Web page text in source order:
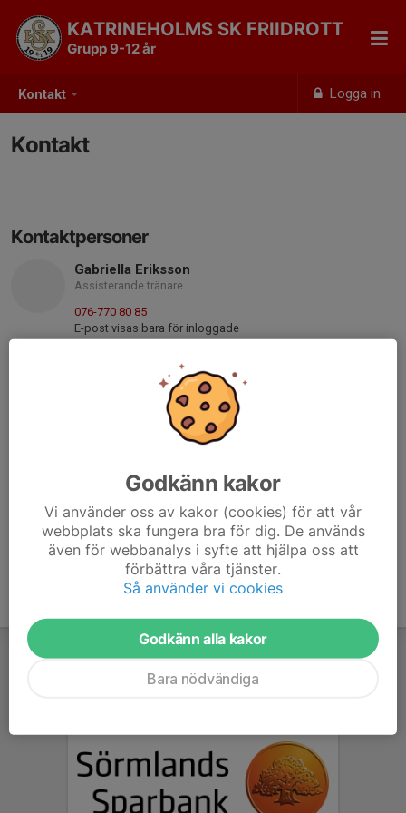
Kontakt Logga in
KATRINEHOLMS SK FRIIDROTT
Grupp 9-12 år
Kontakt
Kontaktpersoner
Gabriella Eriksson
Assisterande tränare
076-770 80 85
E-post visas bara för inloggade
Madelene Eriksson
Assisterande tränare
E-post visas bara för inloggade
Mobil/telefon visas bara för inloggade
E-post visas bara för inloggade
Godkänn kakor
Vi använder oss av kakor (cookies) för att vår
webbplats ska fungera bra för dig. De används
även för webbanalys i syfte att hjälpa oss att
förbättra våra tjänster.
Så använder vi cookies
Godkänn alla kakor
Bara nödvändiga